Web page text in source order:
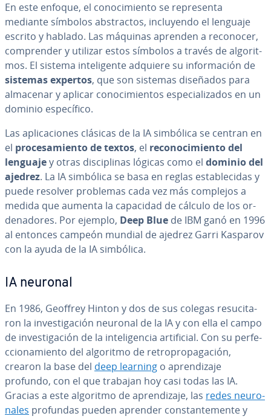
En este enfoque, el co­no­ci­mie­n­to se re­pre­se­n­ta
mediante símbolos ab­s­tra­c­tos, in­clu­ye­n­do el lenguaje
escrito y hablado. Las máquinas aprenden a reconocer,
co­m­pre­n­der y utilizar estos símbolos a través de al­go­ri­t­
mos. El sistema in­te­li­ge­n­te adquiere su in­fo­r­ma­ción de
sistemas expertos, que son sistemas diseñados para
almacenar y aplicar co­no­ci­mie­n­tos es­pe­cia­li­za­dos en un
dominio es­pe­cí­fi­co.
Las apli­ca­cio­nes clásicas de la IA simbólica se centran en
el pro­ce­sa­mie­n­to de textos, el re­co­no­ci­mie­n­to del
lenguajey otras di­s­ci­pli­nas lógicas como el dominio del
ajedrez. La IA simbólica se basa en reglas es­ta­ble­ci­das y
puede resolver problemas cada vez más complejos a
medida que aumenta la capacidad de cálculo de los or­
de­na­do­res. Por ejemplo, Deep Blue de IBM ganó en 1996
al entonces campeón mundial de ajedrez Garri Kasparov
con la ayuda de la IA simbólica.
IA neuronal
En 1986, Geoffrey Hinton y dos de sus colegas re­su­ci­ta­
ron la in­ve­s­ti­ga­ción neuronal de la IA y con ella el campo
de in­ve­s­ti­ga­ción de la in­te­li­ge­n­cia ar­ti­fi­cial. Con su pe­r­fe­
c­cio­na­mie­n­to del algoritmo de re­tro­pro­pa­ga­ción,
crearon la base del deep learning o apre­n­di­za­je
profundo, con el que trabajan hoy casi todas las IA.
Gracias a este algoritmo de apre­n­di­za­je, las redes neu­ro­
na­les profundas pueden aprender co­n­s­ta­n­te­me­n­te y